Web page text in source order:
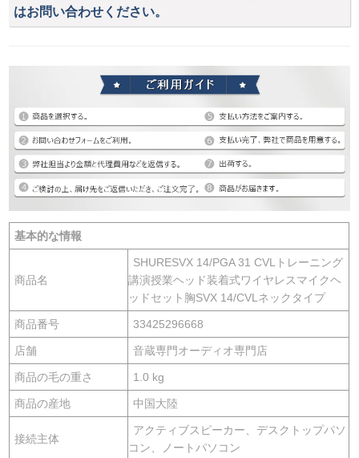
はお問い合わせください。
基本的な情報
商品名
SHURESVX 14/PGA 31 CVLトレーニング
講演授業ヘッド装着式ワイヤレスマイクヘ
ッドセット胸SVX 14/CVLネックタイプ
商品番号 33425296668
店舗 音蔵専門オーディオ専門店
商品の毛の重さ 1.0 kg
商品の産地 中国大陸
接続主体
アクティブスピーカー、デスクトップパソ
コン、ノートパソコン